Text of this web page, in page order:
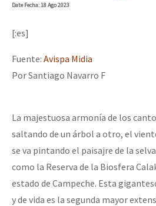
DateFecha: 18 Ago 2023
[:es]
Fuente: Avispa Midia
Por Santiago Navarro F
La majestuosa armonía de los
saltando de un árbol a otro, el
se va pintando el paisajre de la
como la Reserva de la Biosfera
estado de Campeche. Esta
y de vida es la segunda mayor